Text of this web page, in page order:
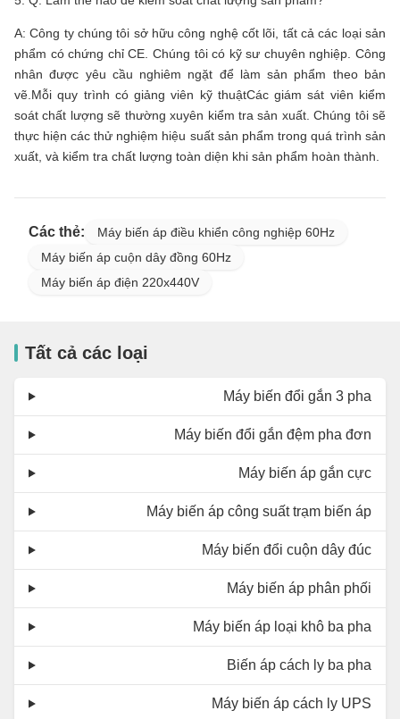
A: Công ty chúng tôi sở hữu công nghệ cốt lõi, tất cả các loại sản
phẩm có chứng chỉ CE. Chúng tôi có kỹ sư chuyên nghiệp. Công
nhân được yêu cầu nghiêm ngặt để làm sản phẩm theo bản
vẽ.Mỗi quy trình có giảng viên kỹ thuậtCác giám sát viên kiểm
soát chất lượng sẽ thường xuyên kiểm tra sản xuất. Chúng tôi sẽ
thực hiện các thử nghiệm hiệu suất sản phẩm trong quá trình sản
xuất, và kiểm tra chất lượng toàn diện khi sản phẩm hoàn thành.
Các thẻ:
Máy biến áp điều khiển công nghiệp 60Hz
Máy biến áp cuộn dây đồng 60Hz
Máy biến áp điện 220x440V
Tất cả các loại
Máy biến đổi gắn 3 pha
Máy biến đổi gắn đệm pha đơn
Máy biến áp gắn cực
Máy biến áp công suất trạm biến áp
Máy biến đổi cuộn dây đúc
Máy biến áp phân phối
Máy biến áp loại khô ba pha
Biến áp cách ly ba pha
Máy biến áp cách ly UPS